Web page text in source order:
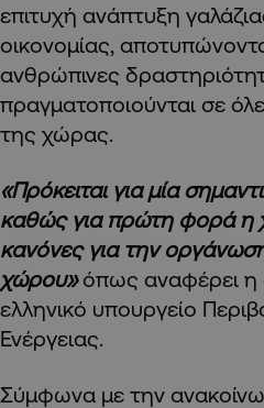
επιτυχή ανάπτυξη
οικονομίας,
ανθρώπινες
πραγματοποιούνται σε
της χώρας.
«Πρόκειται για μία
καθώς για πρώτη φορά η
κανόνες για την
χώρου»όπως αναφέρει η
ελληνικό υπουργείο
Ενέργειας.
Σύμφωνα με την